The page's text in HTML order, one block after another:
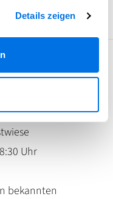
Details zeigen
Veranstalter: DeMi
Uhr
bekannten